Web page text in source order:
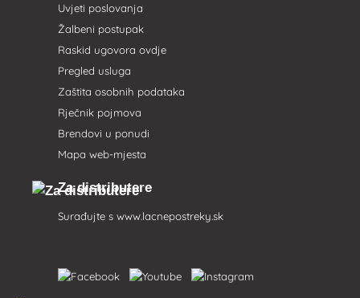
Uvjeti poslovanja
Žalbeni postupak
Raskid ugovora ovdje
Pregled usluga
Zaštita osobnih podataka
Rječnik pojmova
Brendovi u ponudi
Mapa web-mjesta
Za distributere
Surađujte s www.lacnepostreky.sk